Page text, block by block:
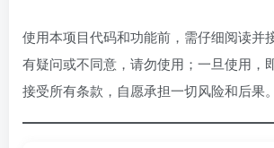
使用本项目代码和功能前，需仔细阅读并
有疑问或不同意，请勿使用；一旦使用，
接受所有条款，自愿承担一切风险和后果。